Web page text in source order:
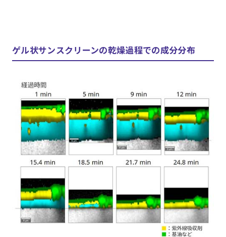
ゲル状サンスクリーンの乾燥過程での成分分布